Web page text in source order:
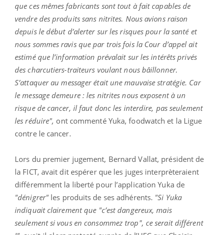
que ces mêmes fabricants sont tout à fait capables de
vendre des produits sans nitrites. Nous avions raison
depuis le début d’alerter sur les risques pour la santé et
nous sommes ravis que par trois fois la Cour d’appel ait
estimé que l’information prévalait sur les intérêts privés
des charcutiers-traiteurs voulant nous bâillonner.
S’attaquer au messager était une mauvaise stratégie. Car
le message demeure : les nitrites nous exposent à un
risque de cancer, il faut donc les interdire, pas seulement
les réduire", ont commenté Yuka, foodwatch et la Ligue
contre le cancer.
Lors du premier jugement, Bernard Vallat, président de
la FICT, avait dit espérer que les juges interprèteraient
différemment la liberté pour l’application Yuka de
"dénigrer" les produits de ses adhérents. "Si Yuka
indiquait clairement que "c’est dangereux, mais
seulement si vous en consommez trop", ce serait différent